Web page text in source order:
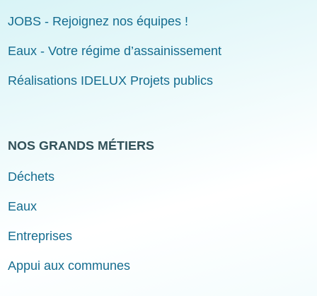
JOBS - Rejoignez nos équipes !
Eaux - Votre régime d’assainissement
Réalisations IDELUX Projets publics
NOS GRANDS MÉTIERS
Déchets
Eaux
Entreprises
Appui aux communes